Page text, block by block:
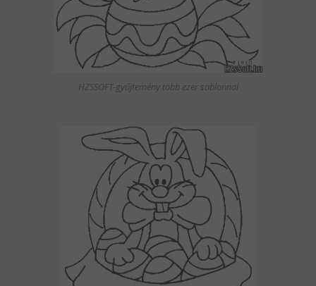
HZSSOFT-gyűjtemény több ezer sablonnal